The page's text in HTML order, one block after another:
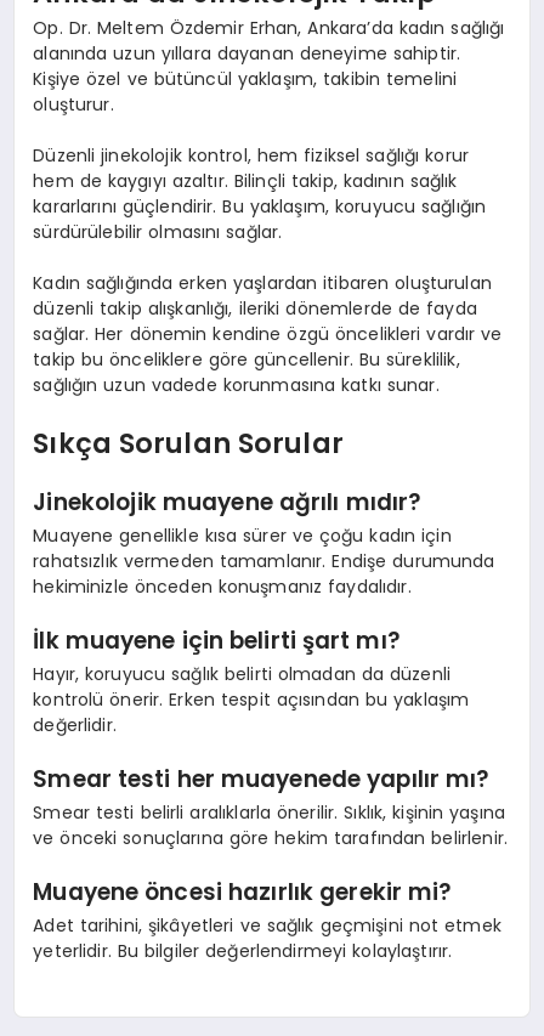
Op. Dr. Meltem Özdemir Erhan, Ankara’da kadın sağlığı
alanında uzun yıllara dayanan deneyime sahiptir.
Kişiye özel ve bütüncül yaklaşım, takibin temelini
oluşturur.
Düzenli jinekolojik kontrol, hem fiziksel sağlığı korur
hem de kaygıyı azaltır. Bilinçli takip, kadının sağlık
kararlarını güçlendirir. Bu yaklaşım, koruyucu sağlığın
sürdürülebilir olmasını sağlar.
Kadın sağlığında erken yaşlardan itibaren oluşturulan
düzenli takip alışkanlığı, ileriki dönemlerde de fayda
sağlar. Her dönemin kendine özgü öncelikleri vardır ve
takip bu önceliklere göre güncellenir. Bu süreklilik,
sağlığın uzun vadede korunmasına katkı sunar.
Sıkça Sorulan Sorular
Jinekolojik muayene ağrılı mıdır?
Muayene genellikle kısa sürer ve çoğu kadın için
rahatsızlık vermeden tamamlanır. Endişe durumunda
hekiminizle önceden konuşmanız faydalıdır.
İlk muayene için belirti şart mı?
Hayır, koruyucu sağlık belirti olmadan da düzenli
kontrolü önerir. Erken tespit açısından bu yaklaşım
değerlidir.
Smear testi her muayenede yapılır mı?
Smear testi belirli aralıklarla önerilir. Sıklık, kişinin yaşına
ve önceki sonuçlarına göre hekim tarafından belirlenir.
Muayene öncesi hazırlık gerekir mi?
Adet tarihini, şikâyetleri ve sağlık geçmişini not etmek
yeterlidir. Bu bilgiler değerlendirmeyi kolaylaştırır.